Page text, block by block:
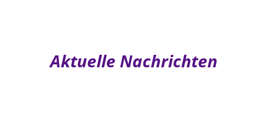
Aktuelle Nachrichten